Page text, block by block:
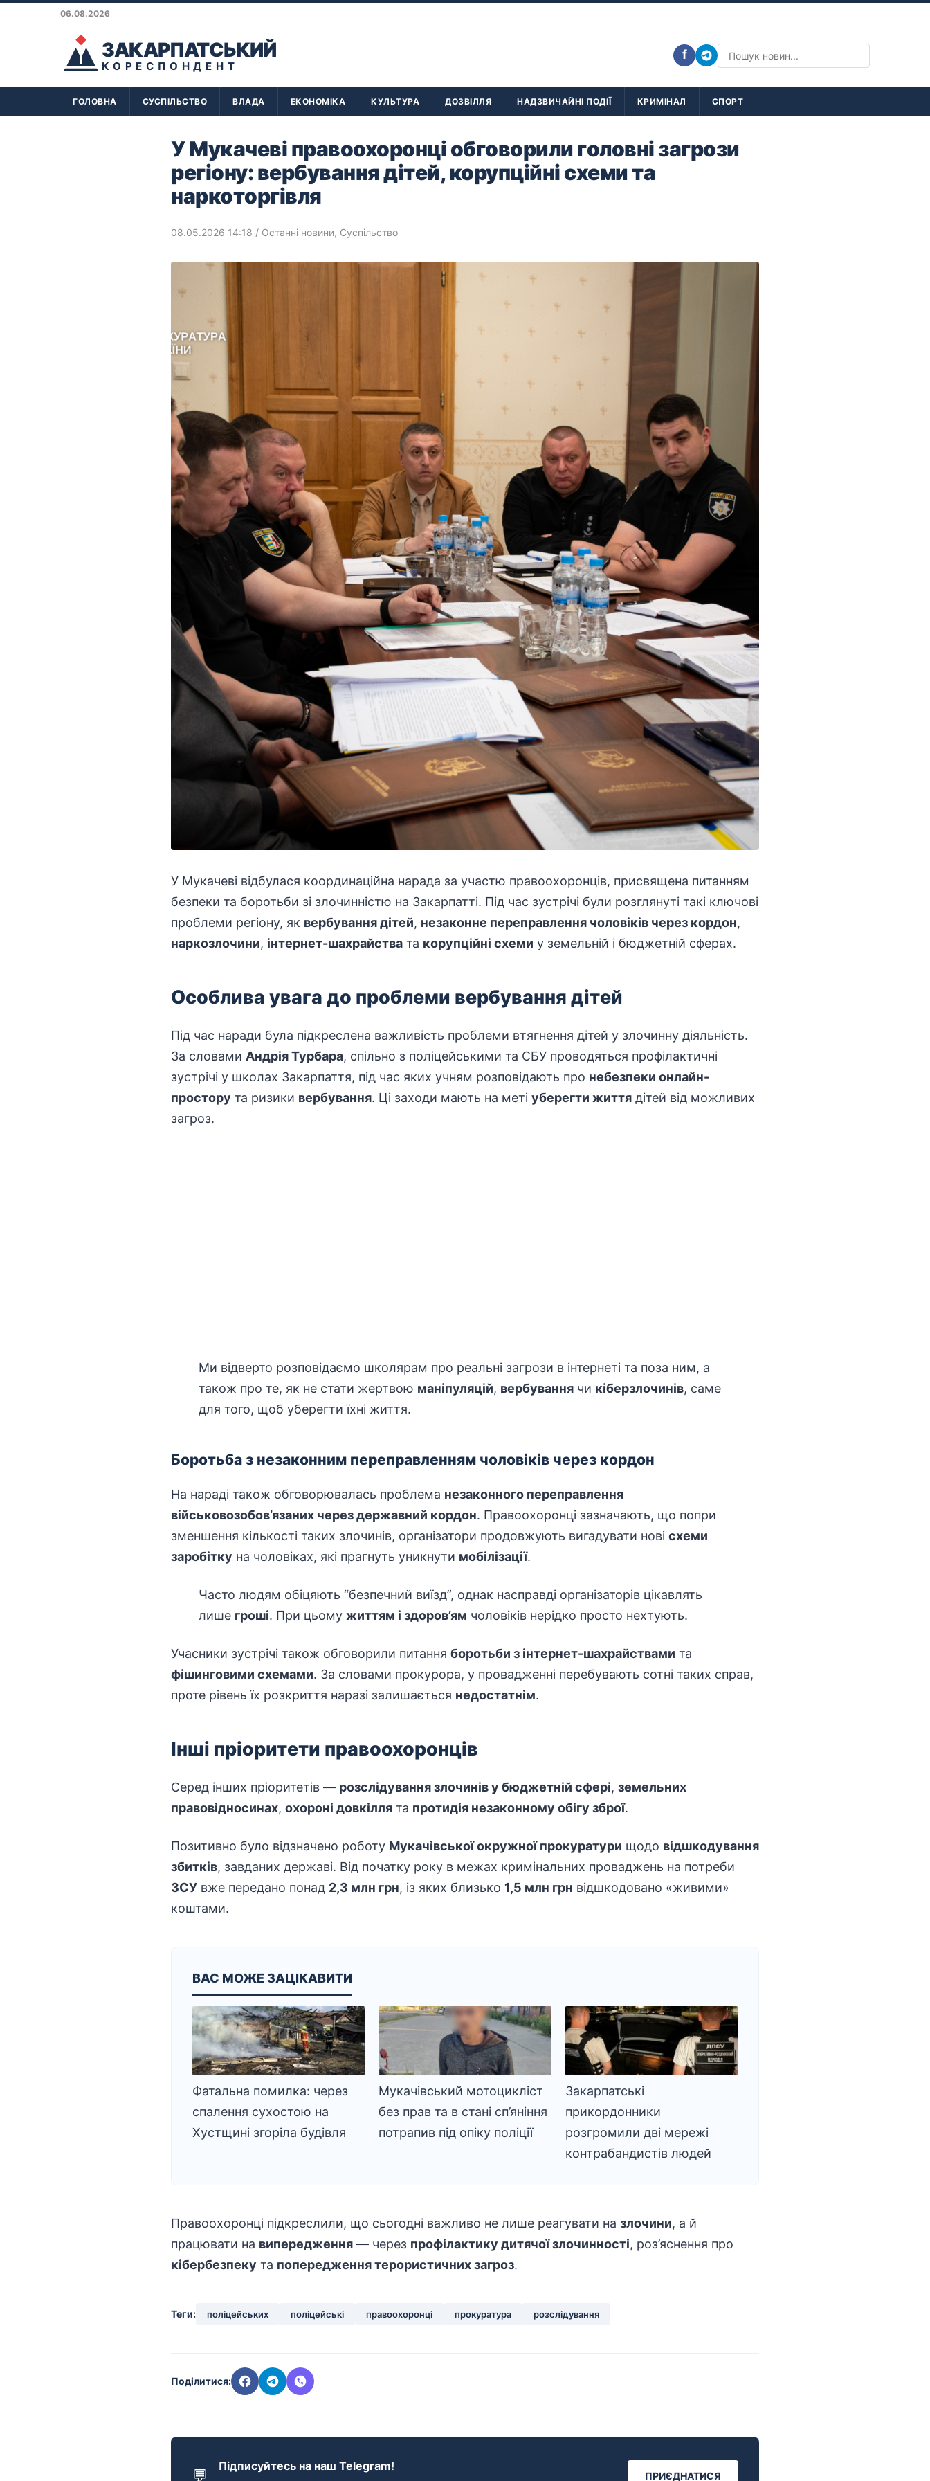
06.08.2026
ЗАКАРПАТСЬКИЙ
КОРЕСПОНДЕНТ
f
ГОЛОВНА СУСПІЛЬСТВО ВЛАДА ЕКОНОМІКА КУЛЬТУРА ДОЗВІЛЛЯ НАДЗВИЧАЙНІ ПОДІЇ КРИМІНАЛ СПОРТ
У Мукачеві правоохоронці обговорили головні загрози
регіону: вербування дітей, корупційні схеми та
наркоторгівля
08.05.2026 14:18 / Останні новини, Суспільство
У Мукачеві відбулася координаційна нарада за участю правоохоронців, присвящена питанням
безпеки та боротьби зі злочинністю на Закарпатті. Під час зустрічі були розглянуті такі ключові
проблеми регіону, як вербування дітей, незаконне переправлення чоловіків через кордон,
наркозлочини, інтернет-шахрайства та корупційні схеми у земельній і бюджетній сферах.
Особлива увага до проблеми вербування дітей
Під час наради була підкреслена важливість проблеми втягнення дітей у злочинну діяльність.
За словами Андрія Турбара, спільно з поліцейськими та СБУ проводяться профілактичні
зустрічі у школах Закарпаття, під час яких учням розповідають про небезпеки онлайн-
простору та ризики вербування. Ці заходи мають на меті уберегти життя дітей від можливих
загроз.
Ми відверто розповідаємо школярам про реальні загрози в інтернеті та поза ним, а
також про те, як не стати жертвою маніпуляцій, вербування чи кіберзлочинів, саме
для того, щоб уберегти їхні життя.
Боротьба з незаконним переправленням чоловіків через кордон
На нараді також обговорювалась проблема незаконного переправлення
військовозобов’язаних через державний кордон. Правоохоронці зазначають, що попри
зменшення кількості таких злочинів, організатори продовжують вигадувати нові схеми
заробітку на чоловіках, які прагнуть уникнути мобілізації.
Часто людям обіцяють “безпечний виїзд”, однак насправді організаторів цікавлять
лише гроші. При цьому життям і здоров’ям чоловіків нерідко просто нехтують.
Учасники зустрічі також обговорили питання боротьби з інтернет-шахрайствами та
фішинговими схемами. За словами прокурора, у провадженні перебувають сотні таких справ,
проте рівень їх розкриття наразі залишається недостатнім.
Інші пріоритети правоохоронців
Серед інших пріоритетів — розслідуваннязлочинів у бюджетній сфері, земельних
правовідносинах, охороні довкілля та протидія незаконному обігу зброї.
Позитивно було відзначено роботу Мукачівської окружноїпрокуратури щодо відшкодування
збитків, завданих державі. Від початку року в межах кримінальних проваджень на потреби
ЗСУ вже передано понад 2,3 млн грн, із яких близько 1,5 млн грн відшкодовано «живими»
коштами.
ВАС МОЖЕ ЗАЦІКАВИТИ
Фатальна помилка: через
спалення сухостою на
Хустщині згоріла будівля
Мукачівський мотоцикліст
без прав та в стані сп’яніння
потрапив під опіку поліції
Закарпатські
прикордонники
розгромили дві мережі
контрабандистів людей
Правоохоронці підкреслили, що сьогодні важливо не лише реагувати на злочини, а й
працювати на випередження — через профілактику дитячої злочинності, роз’яснення про
кібербезпеку та попередження терористичних загроз.
Теги: поліцейських поліцейські правоохоронці прокуратура розслідування
Поділитися:
💬 Підписуйтесь на наш Telegram!
ПРИЄДНАТИСЯ